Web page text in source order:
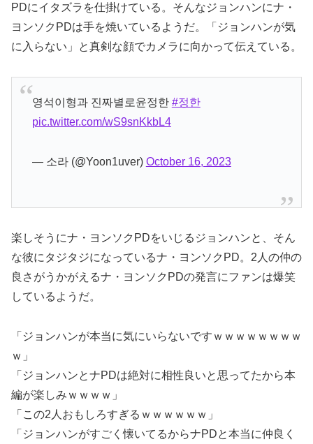
PDにイタズラを仕掛けている。そんなジョンハンにナ・
ヨンソクPDは手を焼いているようだ。「ジョンハンが気
に入らない」と真剣な顔でカメラに向かって伝えている。
영석이형과 진짜별로윤정한 #정한
pic.twitter.com/wS9snKkbL4
— 소라 (@Yoon1uver) October 16, 2023
楽しそうにナ・ヨンソクPDをいじるジョンハンと、そん
な彼にタジタジになっているナ・ヨンソクPD。2人の仲の
良さがうかがえるナ・ヨンソクPDの発言にファンは爆笑
しているようだ。
「ジョンハンが本当に気にいらないですｗｗｗｗｗｗｗｗ
ｗ」
「ジョンハンとナPDは絶対に相性良いと思ってたから本
編が楽しみｗｗｗｗ」
「この2人おもしろすぎるｗｗｗｗｗｗ」
「ジョンハンがすごく懐いてるからナPDと本当に仲良く